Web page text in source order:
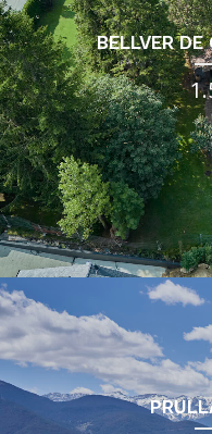
BELLVER DE